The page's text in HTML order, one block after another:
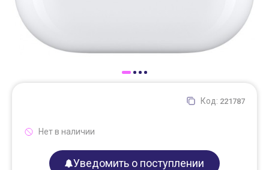
Код: 221787
Нет в наличии
Уведомить о поступлении